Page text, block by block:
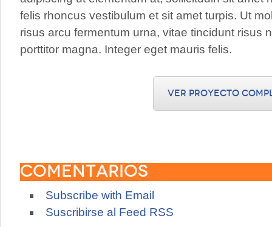
felis rhoncus vestibulum et sit amet turpis. Ut
risus arcu fermentum urna, vitae tincidunt risus
porttitor magna. Integer eget mauris felis.
Ver proyecto
Comentarios
Subscribe with Email
Suscribirse al Feed RSS